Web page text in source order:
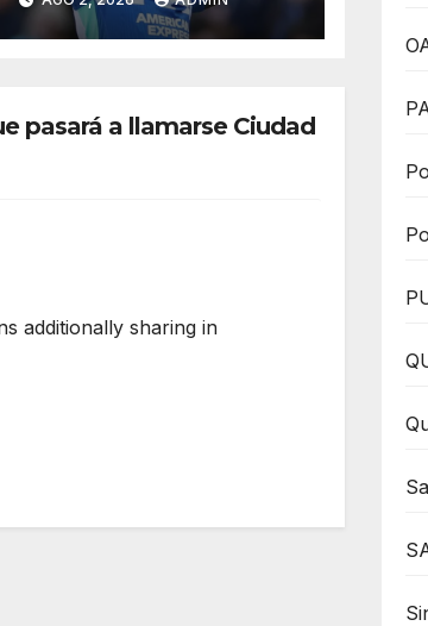
próxima temporada
de Premier League
pasará a llamarse Ciudad
additionally sharing in